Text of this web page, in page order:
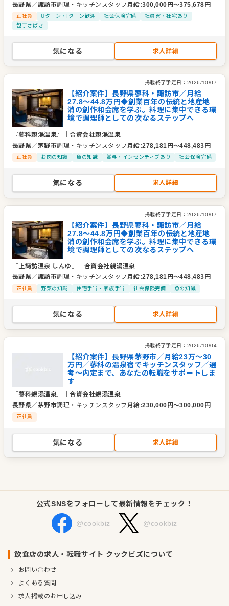
りや人を大切にする姿勢が、社外からも評価されている企業で
す。
ホテル・旅館、フレンチ、日本料理・割烹・懐石
事業内容 温泉旅館業
事業所 長野県茅野市北山4035
長野県／諏訪市調理・キッチンスタッフ月給:300,000 円〜375,678 円
正社員 Uターン・Iターン歓迎 社会保険完備
社員寮・社宅あり
包丁さばき
気になる 求人詳細
掲載終了予定日： 2026/10/07
【紹介案件】長野県蓼科・諏訪市／月給
27.8～44.8万円◆創業百年の伝統と地産地
消の創作和会席を学ぶ。料理に集中できる環
境で調理師としての次なるステップへ
『蓼科親湯温泉』 ｜合資会社親湯温泉
長野県／茅野市調理・キッチンスタッフ月給:278,181 円〜448,483 円
正社員 お肉の知識 魚の知識 賞与・インセンティブあり 社会保険完備
気になる 求人詳細
掲載終了予定日： 2026/10/07
【紹介案件】長野県蓼科・諏訪市／月給
27.8～44.8万円◆創業百年の伝統と地産地
消の創作和会席を学ぶ。料理に集中できる環
境で調理師としての次なるステップへ
『上諏訪温泉 しんゆ』
合資会社親湯温泉
長野県／諏訪市調理・キッチンスタッフ月給:278,181 円〜448,483 円
正社員 野菜の知識 住宅手当・家族手当 社会保険完備 魚の知識
気になる 求人詳細
掲載終了予定日： 2026/10/04
【紹介案件】長野県茅野市／月給23万～30
万円／蓼科の温泉宿でキッチンスタッフ／選
考～内定まで、あなたの転職をサポートしま
す
『蓼科親湯温泉』 ｜合資会社親湯温泉
長野県／茅野市調理・キッチンスタッフ 月給:230,000 円〜300,000 円
正社員
気になる 求人詳細
公式SNSをフォローして最新情報をチェック！
@cookbiz @cookbiz
飲食店の求人・転職サイト クックビズについて
お問い合わせ
よくある質問
求人掲載のお申し込み